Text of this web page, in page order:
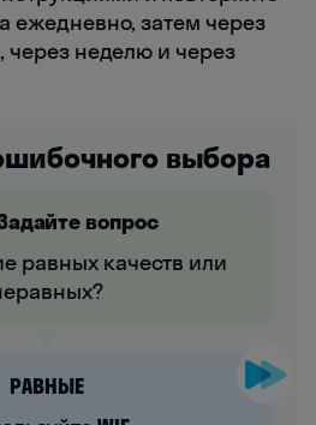
ежедневно, затем через
через неделю и через
выбора
вопрос
равных качеств или
РАВНЫЕ